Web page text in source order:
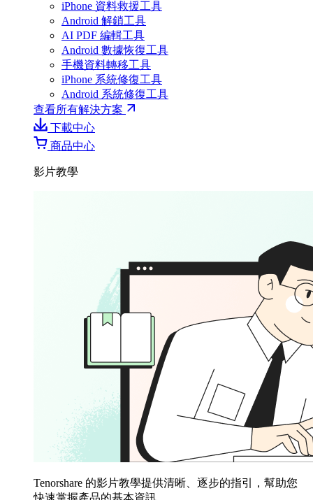
iPhone 資料救援工具
Android 解鎖工具
AI PDF 編輯工具
Android 數據恢復工具
手機資料轉移工具
iPhone 系統修復工具
Android 系統修復工具
查看所有解決方案
下載中心
商品中心
影片教學
Tenorshare 的影片教學提供清晰、逐步的指引，幫助您
快速掌握產品的基本資訊。